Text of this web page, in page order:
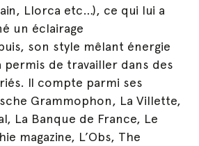
Llorca etc…), ce qui lui a
un éclairage
son style mêlant énergie
permis de travailler dans des
Il compte parmi ses
Grammophon, La Villette,
La Banque de France, Le
magazine, L’Obs, The